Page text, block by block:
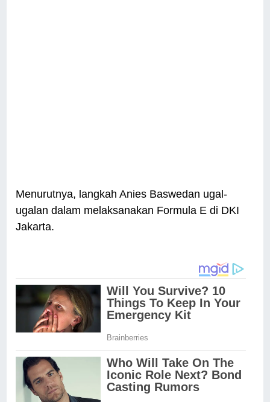
Menurutnya, langkah Anies Baswedan ugal-
ugalan dalam melaksanakan Formula E di DKI
Jakarta.